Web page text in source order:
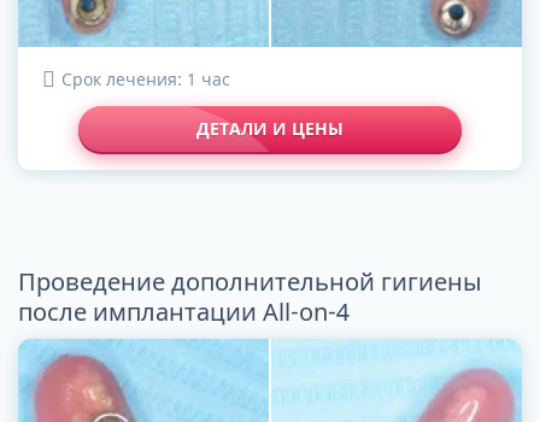
Срок лечения: 1 час
ДЕТАЛИ И ЦЕНЫ
Проведение дополнительной гигиены
после имплантации All-on-4